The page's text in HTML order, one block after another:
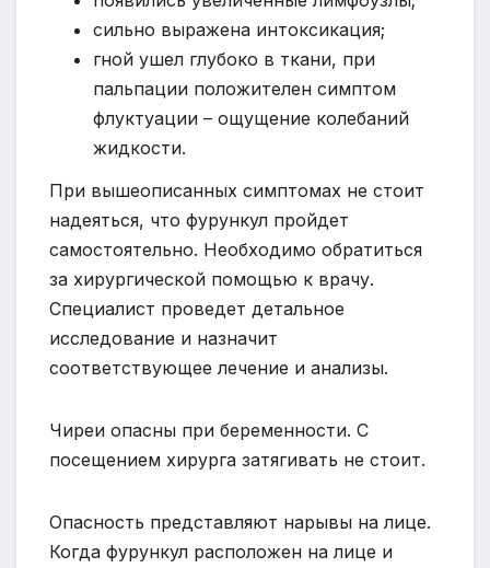
сильно выражена интоксикация;
гной ушел глубоко в ткани, при
пальпации положителен симптом
флуктуации – ощущение колебаний
жидкости.
При вышеописанных симптомах не стоит
надеяться, что фурункул пройдет
самостоятельно. Необходимо обратиться
за хирургической помощью к врачу.
Специалист проведет детальное
исследование и назначит
соответствующее лечение и анализы.
Чиреи опасны при беременности. С
посещением хирурга затягивать не стоит.
Опасность представляют нарывы на лице.
Когда фурункул расположен на лице и